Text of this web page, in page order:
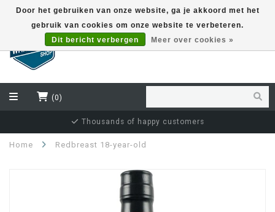
(0)
Thousands of happy customers
Home Redbreast 18-year-old
Door het gebruiken van onze website, ga je akkoord met het
gebruik van cookies om onze website te verbeteren.
Dit bericht verbergen
Meer over cookies »